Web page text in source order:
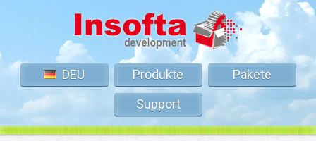
DEU Produkte
Pakete
Support